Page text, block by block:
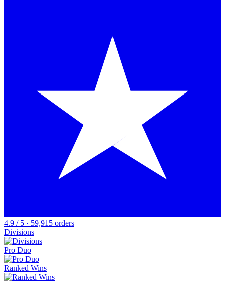
4.9 / 5 · 59,915 orders
Divisions
Pro Duo
Ranked Wins